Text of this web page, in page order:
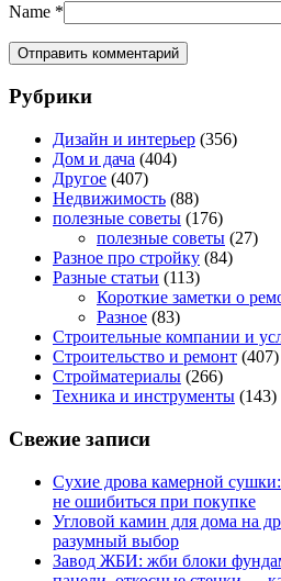
Name *
Рубрики
Дизайн и интерьер (356)
Дом и дача (404)
Другое (407)
Недвижимость (88)
полезные советы (176)
полезные советы (27)
Разное про стройку (84)
Разные статьи (113)
Короткие заметки о
Разное (83)
Строительные компании и
Строительство и ремонт (407)
Стройматериалы (266)
Техника и инструменты (143)
Свежие записи
Сухие дрова камерной
не ошибиться при покупке
Угловой камин для дома на
разумный выбор
Завод ЖБИ: жби блоки